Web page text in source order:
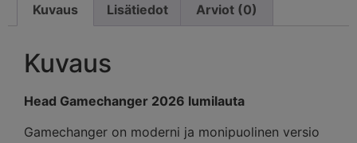
Kuvaus Lisätiedot Arviot (0)
Kuvaus
Head Gamechanger 2026 lumilauta
Gamechanger on moderni ja monipuolinen versio